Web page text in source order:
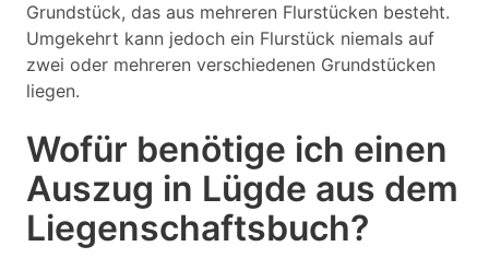
Grundstück, das aus mehreren Flurstücken besteht.
Umgekehrt kann jedoch ein Flurstück niemals auf
zwei oder mehreren verschiedenen Grundstücken
liegen.
Wofür benötige ich einen
Auszug in Lügde aus dem
Liegenschaftsbuch?